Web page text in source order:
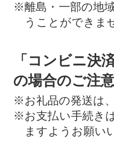
※離島・一部の地
うことができま
「コンビニ決
の場合のご注
※お礼品の発送は
※お支払い手続き
ますようお願い